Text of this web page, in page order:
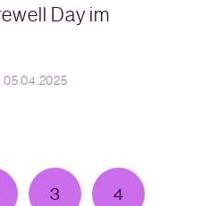
Day im
05.04.2025
3 4